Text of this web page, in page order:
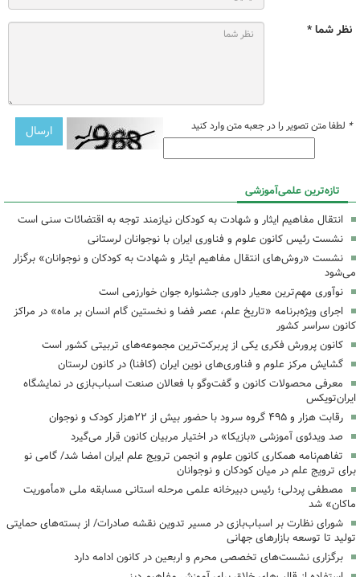
نظر شما *
* لطفا متن تصویر را در جعبه متن وارد کنید
تازه‌ترین علمی‌آموزشی
انتقال مفاهیم ایثار و شهادت به کودکان نیازمند توجه به اقتضائات سنی است
نشست رئیس کانون علوم و فناوری ایران با نوجوانان لرستانی
نشست «روش‌های انتقال مفاهیم ایثار و شهادت به کودکان و نوجوانان» برگزار
می‌شود
نوآوری مهم‌ترین معیار داوری جشنواره جوان خوارزمی است
اجرای ویژه‌برنامه «تاریخ علم، عصر فضا و نخستین گام انسان بر ماه» در مراکز
کانون سراسر کشور
کانون پرورش فکری یکی از پربرکت‌ترین مجموعه‌های تربیتی کشور است
گشایش مرکز علوم و فناوری‌های نوین ایران (کافنا) در کانون لرستان
معرفی محصولات کانون و گفت‌وگو با فعالان صنعت اسباب‌بازی در نمایشگاه
ایران‌تویکس
رقابت هزار و ۴۹۵ گروه سرود با حضور بیش از ۲۲هزار کودک و نوجوان
‌صد ویدئوی آموزشی «بازیکا» در اختیار مربیان کانون قرار می‌گیرد
تفاهم‌نامه همکاری کانون علوم و انجمن ترویج علم ایران امضا شد/ گامی نو
برای ترویج علم در میان کودکان و نوجوانان
مصطفی پردلی؛ رئیس دبیرخانه علمی مرحله استانی مسابقه ملی «مأموریت
ماکان» شد
شورای نظارت بر اسباب‌بازی در مسیر تدوین نقشه صادرات/ از بسته‌های حمایتی
تولید تا توسعه بازارهای جهانی
برگزاری نشست‌های تخصصی محرم و اربعین در کانون ادامه دارد